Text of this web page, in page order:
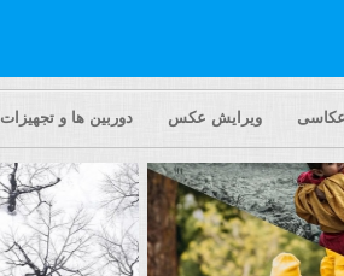
ویرایش عکس دوربین ها و تجهیزات